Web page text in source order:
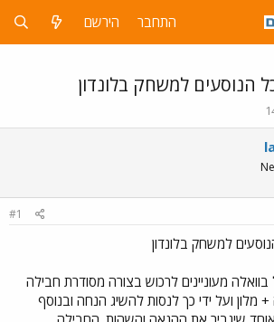
התחבר הירשם
הנוסעים למשחק בלונדון
#1
למשחק בלונדון
מעוניינים לרכוש בצורה מסודרת חבילה
+ מלון ועל ידי כך לנסות להשיג הנחה ובנוסף